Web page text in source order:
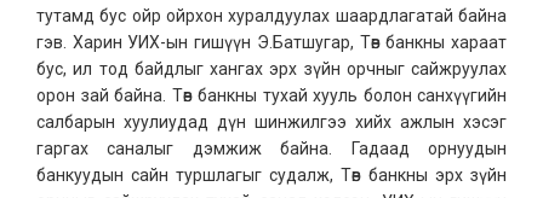
тутамд бус ойр ойрхон хуралдуулах шаардлагатай байна
гэв. Харин УИХ-ын гишүүн Э.Батшугар, Төв банкны хараат
бус, ил тод байдлыг хангах эрх зүйн орчныг сайжруулах
орон зай байна. Төв банкны тухай хууль болон санхүүгийн
салбарын хуулиудад дүн шинжилгээ хийх ажлын хэсэг
гаргах саналыг дэмжиж байна. Гадаад орнуудын
банкуудын сайн туршлагыг судалж, Төв банкны эрх зүйн